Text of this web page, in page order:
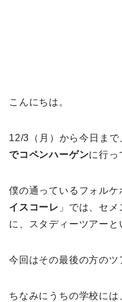
こんにちは。
12/3（月）から今日まで
でコペンハーゲンに行っ
僕の通っているフォルケ
イスコーレ 」では、セ
に、スタディーツアーと
今回はその最後の方のツ
ちなみにうちの学校に